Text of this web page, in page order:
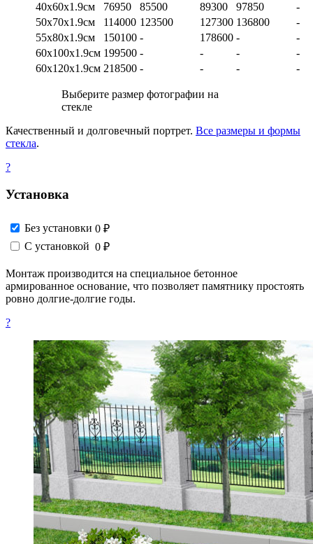
40х60х1.9см 76950 85500 89300 97850
-
50х70х1.9см
114000 123500 127300 136800
-
55х80х1.9см
150100 - 178600 -
-
60х100х1.9см 199500 - - -
-
60х120х1.9см 218500 - - - -
Выберите размер фотографии на
стекле
Качественный и долговечный портрет. Все размеры и формы
стекла.
?
Установка
Без установки 0 ₽
С установкой 0 ₽
Монтаж производится на специальное бетонное
армированное основание, что позволяет памятнику простоять
ровно долгие-долгие годы.
?